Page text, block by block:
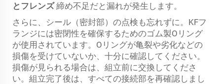
とフレンズ締め不足だと漏れが発生します。
さらに、シール（密封部）の点検も忘れずに。KFフ
ランジには密閉性を確保するためのゴム製Oリング
が使用されています。Oリングが亀裂や劣化などの
損傷を受けていないか、十分に確認してください。
損傷が見られる場合は、組立前に交換してくださ
い。組立完了後は、すべての接続部を再確認しまし